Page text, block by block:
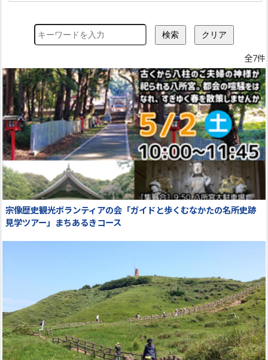
全7件
宗像歴史観光ボランティアの会「ガイドと歩くむなかたの名所史跡
見学ツアー」まちあるきコース